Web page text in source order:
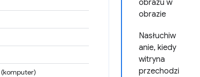
obrazu w
obrazie
Nasłuchiw
anie, kiedy
witryna
przechodzi
(komputer)